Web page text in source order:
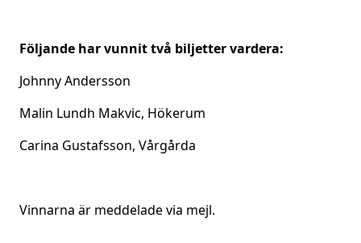
Följande har vunnit två biljetter vardera:
Johnny Andersson
Malin Lundh Makvic, Hökerum
Carina Gustafsson, Vårgårda
Vinnarna är meddelade via mejl.